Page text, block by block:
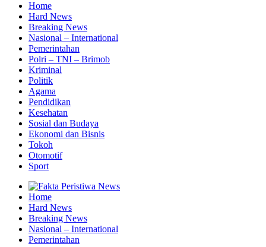
Home
Hard News
Breaking News
Nasional – International
Pemerintahan
Polri – TNI – Brimob
Kriminal
Politik
Agama
Pendidikan
Kesehatan
Sosial dan Budaya
Ekonomi dan Bisnis
Tokoh
Otomotif
Sport
Home
Hard News
Breaking News
Nasional – International
Pemerintahan